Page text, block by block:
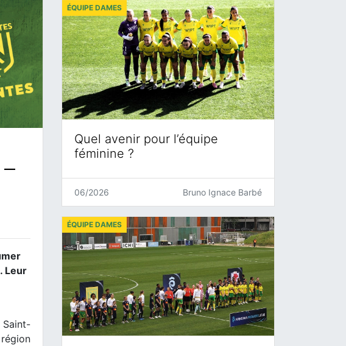
Leur
Saint-
Quel avenir pour l’équipe
féminine ?
ÉQUIPE DAMES
06/2026 Bruno Ignace Barbé
ÉQUIPE DAMES